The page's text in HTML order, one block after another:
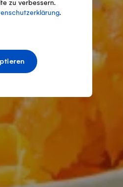
zu verbessern.
.